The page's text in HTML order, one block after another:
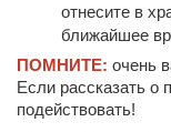
отнесите в
ближайшее
ПОМНИТЕ: очень
Если рассказать о
подействовать!